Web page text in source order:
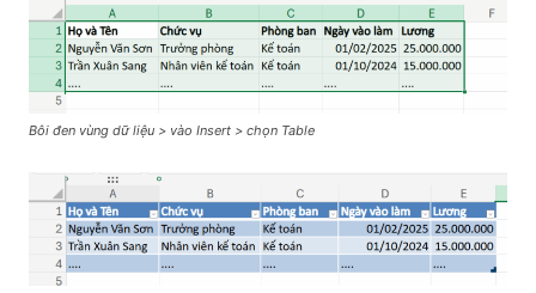
Bôi đen vùng dữ liệu > vào Insert > chọn Table